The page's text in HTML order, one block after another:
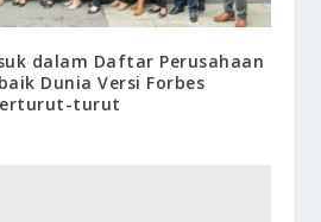
dalam Daftar Perusahaan
Dunia Versi Forbes
turut